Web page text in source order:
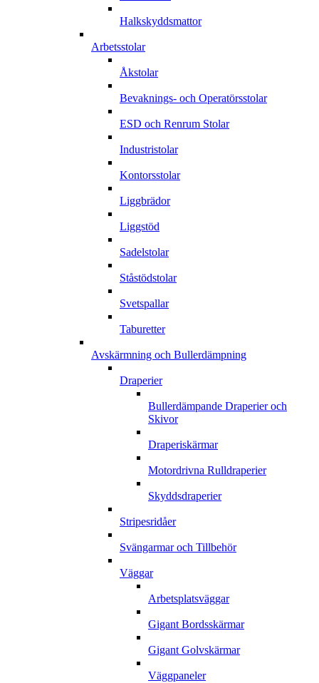
Halkskyddsmattor
Arbetsstolar
Åkstolar
Bevaknings- och Operatörsstolar
ESD och Renrum Stolar
Industristolar
Kontorsstolar
Liggbrädor
Liggstöd
Sadelstolar
Ståstödstolar
Svetspallar
Taburetter
Avskärmning och Bullerdämpning
Draperier
Bullerdämpande Draperier och
Skivor
Draperiskärmar
Motordrivna Rulldraperier
Skyddsdraperier
Stripesridåer
Svängarmar och Tillbehör
Väggar
Arbetsplatsväggar
Gigant Bordsskärmar
Gigant Golvskärmar
Väggpaneler